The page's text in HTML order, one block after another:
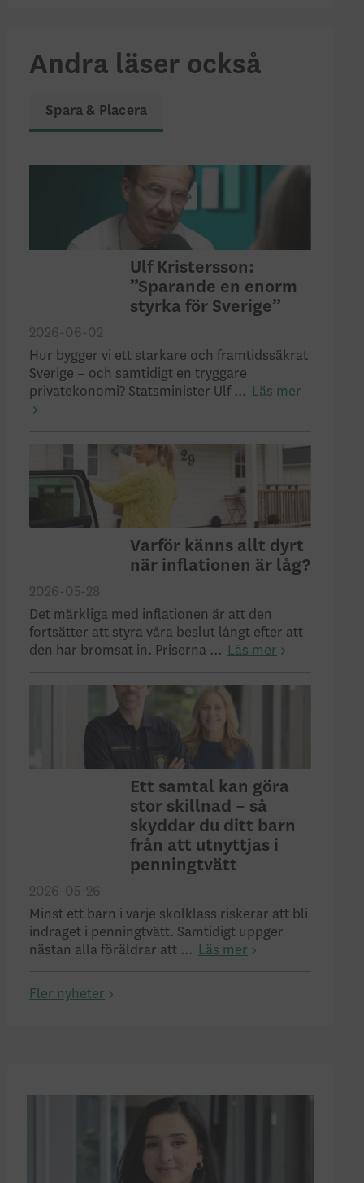
Andra läser också
Spara & Placera
Ulf Kristersson:
”Sparande en enorm
styrka för Sverige”
2026-06-02
Hur bygger vi ett starkare och framtidssäkrat
Sverige – och samtidigt en tryggare
privatekonomi? Statsminister Ulf ...
Läs mer
Varför känns allt dyrt
när inflationen är låg?
2026-05-28
Det märkliga med inflationen är att den
fortsätter att styra våra beslut långt efter att
den har bromsat in. Priserna ...
Läs mer
Ett samtal kan göra
stor skillnad – så
skyddar du ditt barn
från att utnyttjas i
penningtvätt
2026-05-26
Minst ett barn i varje skolklass riskerar att bli
indraget i penningtvätt. Samtidigt uppger
nästan alla föräldrar att ...
Läs mer
Fler nyheter